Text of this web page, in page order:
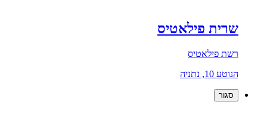
שרית פילאטיס
רשת פילאטיס
הנוטע 10, נתניה
סגור